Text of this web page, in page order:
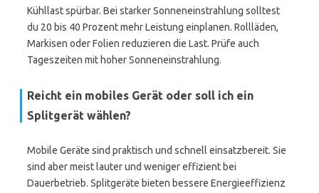
Kühllast spürbar. Bei starker Sonneneinstrahlung solltest
du 20 bis 40 Prozent mehr Leistung einplanen. Rollläden,
Markisen oder Folien reduzieren die Last. Prüfe auch
Tageszeiten mit hoher Sonneneinstrahlung.
Reicht ein mobiles Gerät oder soll ich ein
Splitgerät wählen?
Mobile Geräte sind praktisch und schnell einsatzbereit. Sie
sind aber meist lauter und weniger effizient bei
Dauerbetrieb. Splitgeräte bieten bessere Energieeffizienz